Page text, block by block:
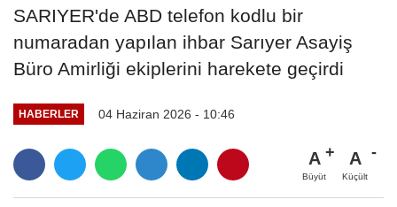
SARIYER'de ABD telefon kodlu bir
numaradan yapılan ihbar Sarıyer Asayiş
Büro Amirliği ekiplerini harekete geçirdi
HABERLER 04 Haziran 2026 - 10:46
A
Büyüt
A
Küçült